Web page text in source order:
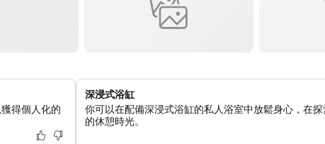
得個人化的
深浸式浴缸
你可以在配備深浸式浴缸的私人浴室中放鬆身心，在
的休憩時光。